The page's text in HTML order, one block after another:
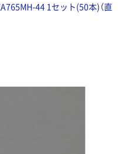
44 1セット(50本)（直